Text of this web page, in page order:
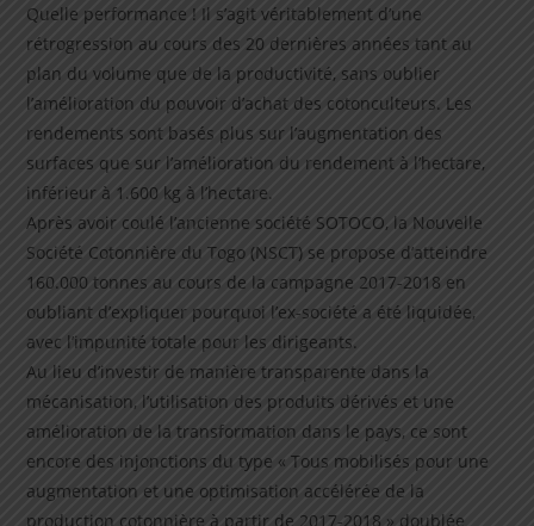
Quelle performance ! Il s’agit véritablement d’une
rétrogression au cours des 20 dernières années tant au
plan du volume que de la productivité, sans oublier
l’amélioration du pouvoir d’achat des cotonculteurs. Les
rendements sont basés plus sur l’augmentation des
surfaces que sur l’amélioration du rendement à l’hectare,
inférieur à 1.600 kg à l’hectare.
Après avoir coulé l’ancienne société SOTOCO, la Nouvelle
Société Cotonnière du Togo (NSCT) se propose d’atteindre
160.000 tonnes au cours de la campagne 2017-2018 en
oubliant d’expliquer pourquoi l’ex-société a été liquidée,
avec l’impunité totale pour les dirigeants.
Au lieu d’investir de manière transparente dans la
mécanisation, l’utilisation des produits dérivés et une
amélioration de la transformation dans le pays, ce sont
encore des injonctions du type « Tous mobilisés pour une
augmentation et une optimisation accélérée de la
production cotonnière à partir de 2017-2018 » doublée